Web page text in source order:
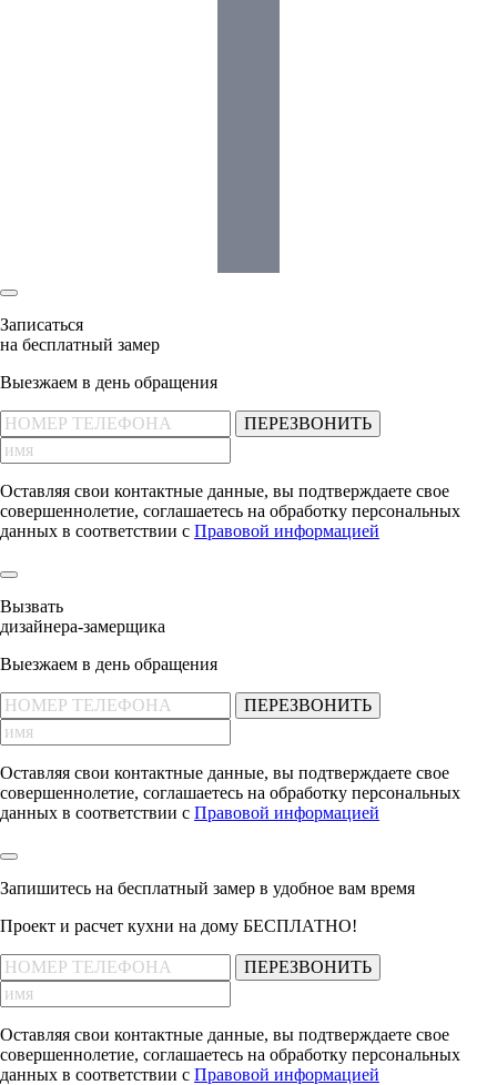
Записаться
на бесплатный замер
Выезжаем в день обращения
ПЕРЕЗВОНИТЬ
Оставляя свои контактные данные, вы подтверждаете свое
совершеннолетие, соглашаетесь на обработку персональных
данных в соответствии с Правовой информацией
Вызвать
дизайнера-замерщика
Выезжаем в день обращения
ПЕРЕЗВОНИТЬ
Оставляя свои контактные данные, вы подтверждаете свое
совершеннолетие, соглашаетесь на обработку персональных
данных в соответствии с Правовой информацией
Запишитесь на бесплатный замер в удобное вам время
Проект и расчет кухни на дому БЕСПЛАТНО!
ПЕРЕЗВОНИТЬ
Оставляя свои контактные данные, вы подтверждаете свое
совершеннолетие, соглашаетесь на обработку персональных
данных в соответствии с Правовой информацией